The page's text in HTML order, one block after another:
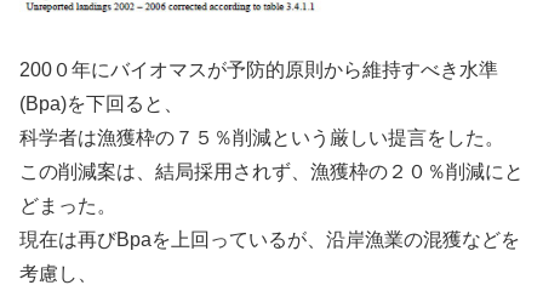
200０年にバイオマスが予防的原則から維持すべき水準
(Bpa)を下回ると、
科学者は漁獲枠の７５％削減という厳しい提言をした。
この削減案は、結局採用されず、漁獲枠の２０％削減にと
どまった。
現在は再びBpaを上回っているが、沿岸漁業の混獲などを
考慮し、